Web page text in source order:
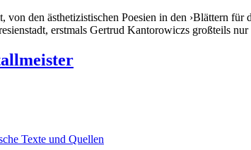
von den ästhetizistischen Poesien in den ›Blättern
erstmals Gertrud Kantorowiczs großteils
Texte und Quellen